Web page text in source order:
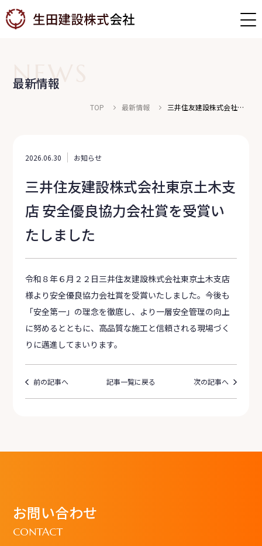
NEWS
最新情報
TOP 最新情報
三井住友建設株式会社東
2026.06.30 お知らせ
三井住友建設株式会社東京土木支
店 安全優良協力会社賞を受賞い
たしました
令和８年６月２２日三井住友建設株式会社東京土木支店
様より安全優良協力会社賞を受賞いたしました。今後も
「安全第一」の理念を徹底し、より一層安全管理の向上
に努めるとともに、高品質な施工と信頼される現場づく
りに邁進してまいります。
前の記事へ 記事一覧に戻る 次の記事へ
お問い合わせ
CONTACT